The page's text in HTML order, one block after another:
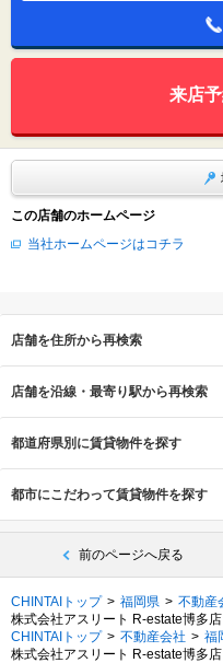
来店
この店舗のホームページ
当社ホームページはコチラ
店舗を住所から再検索
店舗を沿線・最寄り駅から再検索
都道府県別に賃貸物件を探す
都市にこだわって賃貸物件を探す
前のページへ戻る
CHINTAIトップ 福岡県 不動産
株式会社アスリート R-estate博多店
CHINTAIトップ
不動産会社 福
株式会社アスリート R-estate博多店